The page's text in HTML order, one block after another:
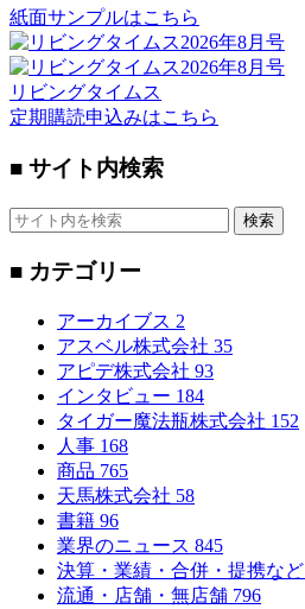
紙面サンプルはこちら
リビングタイムス
定期購読申込みはこちら
■ サイト内検索
検索
■ カテゴリー
アーカイブス 2
アスベル株式会社 35
アピデ株式会社 93
インタビュー 184
タイガー魔法瓶株式会社 152
人事 168
商品 765
天馬株式会社 58
書籍 96
業界のニュース 845
決算・業績・合併・提携など
流通・店舗・無店舗 796